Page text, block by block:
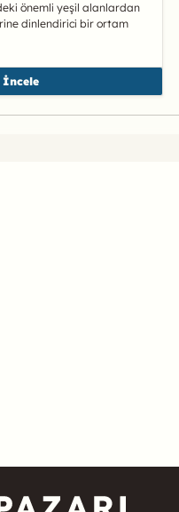
önemli yeşil alanlardan
dinlendirici bir ortam
İncele